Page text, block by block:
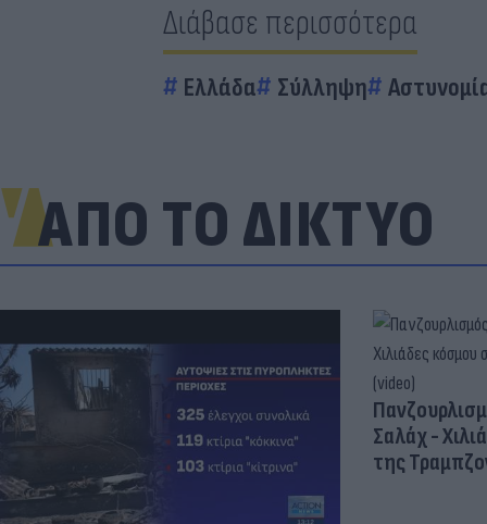
Διάβασε περισσότερα
Ελλάδα Σύλληψη
ΑΠΟ ΤΟ ΔΙΚΤΥΟ
Σαλάχ -
της